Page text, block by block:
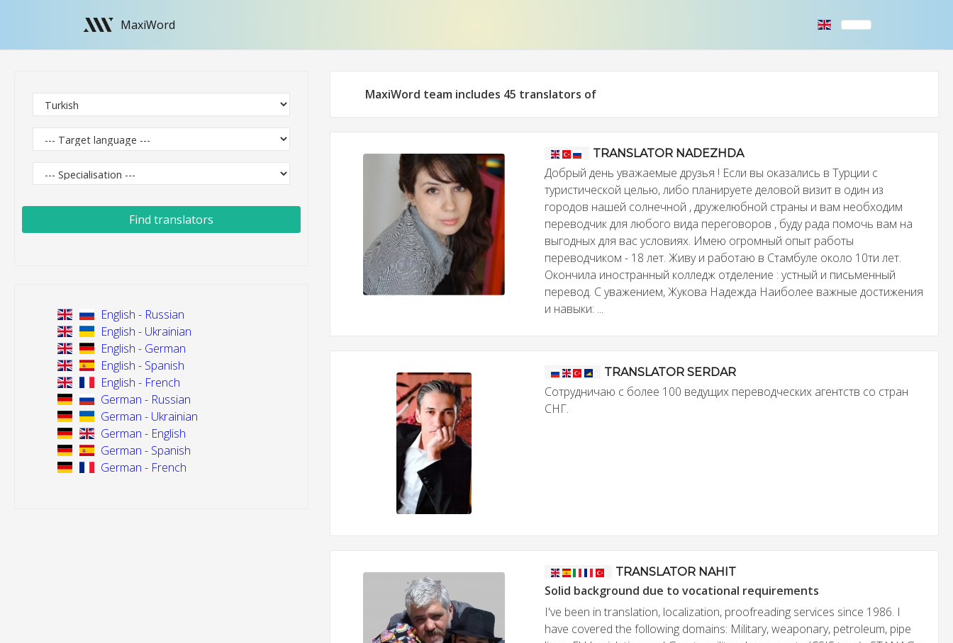
MaxiWord
Find translators
English - Russian
English - Ukrainian
English - German
English - Spanish
English - French
German - Russian
German - Ukrainian
German - English
German - Spanish
German - French
MaxiWord team includes 45 translators of
TRANSLATOR NADEZHDA
Добрый день уважаемые друзья ! Если вы оказались в Турции с
туристической целью, либо планируете деловой визит в один из
городов нашей солнечной , дружелюбной страны и вам необходим
переводчик для любого вида переговоров , буду рада помочь вам на
выгодных для вас условиях. Имею огромный опыт работы
переводчиком - 18 лет. Живу и работаю в Стамбуле около 10ти лет.
Окончила иностранный колледж отделение : устный и письменный
перевод. С уважением, Жукова Надежда Наиболее важные достижения
и навыки: ...
TRANSLATOR SERDAR
Сотрудничаю с более 100 ведущих переводческих агентств со стран
СНГ.
TRANSLATOR NAHIT
Solid background due to vocational requirements
I've been in translation, localization, proofreading services since 1986. I
have covered the following domains: Military, weaponary, petroleum, pipe